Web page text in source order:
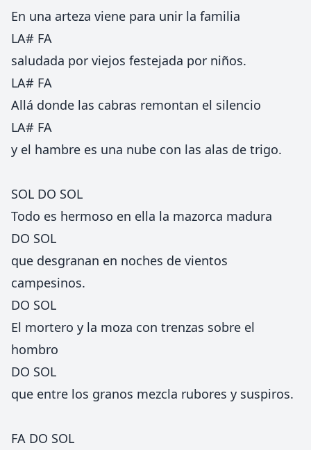
En una arteza viene para unir la familia
LA# FA
saludada por viejos festejada por niños.
LA# FA
Allá donde las cabras remontan el silencio
LA# FA
y el hambre es una nube con las alas de trigo.
SOL DO SOL
Todo es hermoso en ella la mazorca madura
DO SOL
que desgranan en noches de vientos
campesinos.
DO SOL
El mortero y la moza con trenzas sobre el
hombro
DO SOL
que entre los granos mezcla rubores y suspiros.
FA DO SOL